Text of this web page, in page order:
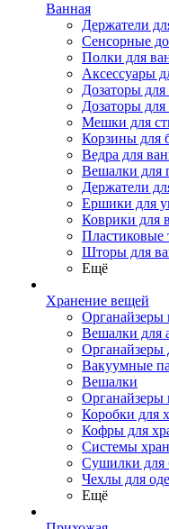
Ванная
Держатели
Сенсорные
Полки для
Аксессуары
Дозаторы
Дозаторы
Мешки для
Корзины для
Ведра для
Вешалки для
Держатели
Ершики для
Коврики для
Пластиковые
Шторы для
Ещё
Хранение вещей
Органайзеры
Вешалки для
Органайзеры
Вакуумные
Вешалки
Органайзеры
Коробки для
Кофры для
Системы
Сушилки для
Чехлы для
Ещё